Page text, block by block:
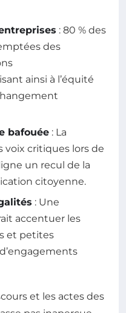
: 80 % des
des
ainsi à l’équité
bafouée : La
voix critiques lors de
un recul de la
citoyenne.
: Une
accentuer les
et petites
et les actes des